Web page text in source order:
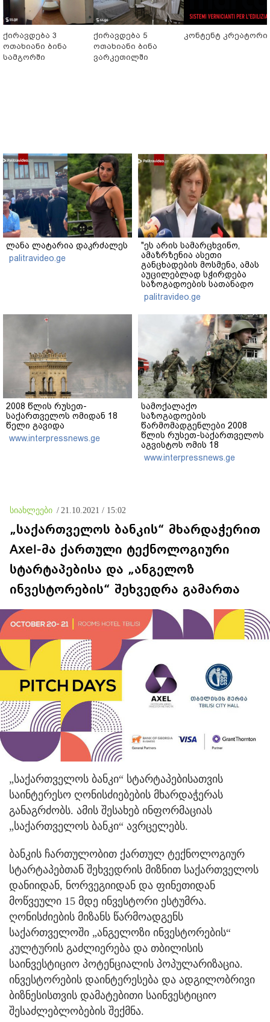
ქირავდება 3
ოთახიანი ბინა
სამგორში
ქირავდება 5
ოთახიანი ბინა
ვარკეთილში
კონტენტ კრეატორი
ლანა ლატარია დაკრძალეს
palitravideo.ge
"ეს არის სამარცხვინო,
ამაზრზენია ასეთი
განცხადების მოსმენა, ამას
აუცილებლად სჭირდება
საზოგადოების სათანადო
რეაქცია" - ირაკლი
კობახიძე
palitravideo.ge
2008 წლის რუსეთ-
საქართველოს ომიდან 18
წელი გავიდა
www.interpressnews.ge
სამოქალაქო
საზოგადოების
წარმომადგენლები 2008
წლის რუსეთ-საქართველოს
აგვისტოს ომის 18
წლისთავთან
დაკავშირებით ერთობლივ
www.interpressnews.ge
სიახლეები / 21.10.2021 / 15:02
„საქართველოს ბანკის“ მხარდაჭერით
Axel-მა ქართული ტექნოლოგიური
სტარტაპებისა და „ანგელოზ
ინვესტორების“ შეხვედრა გამართა
„საქართველოს ბანკი“ სტარტაპებისათვის
საინტერესო ღონისძიებების მხარდაჭერას
განაგრძობს. ამის შესახებ ინფორმაციას
„საქართველოს ბანკი“ ავრცელებს.
ბანკის ჩართულობით ქართულ ტექნოლოგიურ
სტარტაპებთან შეხვედრის მიზნით საქართველოს
დანიიდან, ნორვეგიიდან და ფინეთიდან
მოწვეული 15 მდე ინვესტორი ესტუმრა.
ღონისძიების მიზანს წარმოადგენს
საქართველოში „ანგელოზი ინვესტორების“
კულტურის გაძლიერება და თბილისის
საინვესტიციო პოტენციალის პოპულარიზაცია.
ინვესტორების დაინტერესება და ადგილობრივი
ბიზნესისთვის დამატებითი საინვესტიციო
შესაძლებლობების შექმნა.